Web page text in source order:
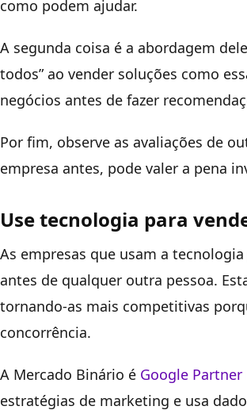
como podem ajudar.
A segunda coisa é a abordagem
todos” ao vender soluções como
negócios antes de fazer
Por fim, observe as avaliações de
empresa antes, pode valer a pena
Use tecnologia para
As empresas que usam a
antes de qualquer outra pessoa.
tornando-as mais competitivas
concorrência.
A Mercado Binário é Google
estratégias de marketing e usa